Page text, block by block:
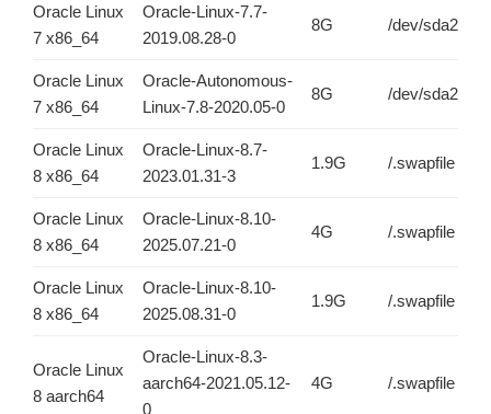
Oracle Linux
7 x86_64
Oracle-Linux-7.7-
2019.08.28-0
8G /dev/sda2
Oracle Linux
7 x86_64
Oracle-Autonomous-
Linux-7.8-2020.05-0
8G /dev/sda2
Oracle Linux
8 x86_64
Oracle-Linux-8.7-
2023.01.31-3
1.9G /.swapfile
Oracle Linux
8 x86_64
Oracle-Linux-8.10-
2025.07.21-0
4G /.swapfile
Oracle Linux
8 x86_64
Oracle-Linux-8.10-
2025.08.31-0
1.9G /.swapfile
Oracle Linux
8 aarch64
Oracle-Linux-8.3-
aarch64-2021.05.12-
0
4G /.swapfile